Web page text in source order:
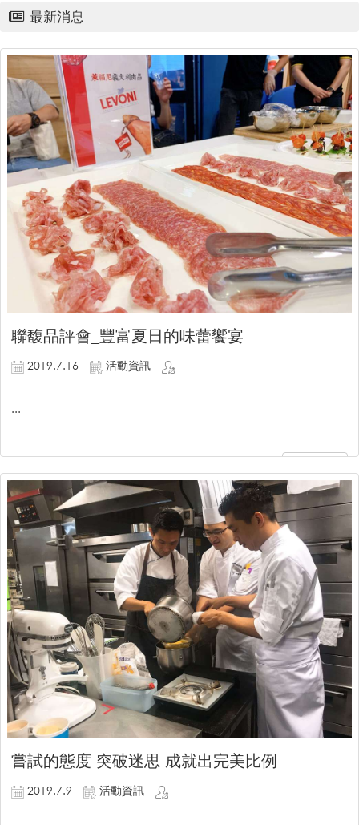
最新消息
聯馥品評會_豐富夏日的味蕾饗宴
2019.7.16 活動資訊
...
嘗試的態度 突破迷思 成就出完美比例
2019.7.9 活動資訊